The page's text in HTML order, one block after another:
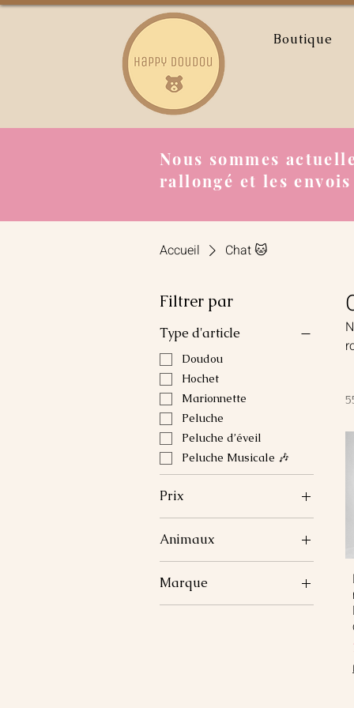
Boutique
Nous sommes
rallongé et les
Accueil Chat 🐱
Filtrer par
Type d'article
Doudou
Hochet
Marionnette
Peluche
Peluche d’éveil
Peluche Musicale 🎶
Prix
6 € 32 €
Animaux
Chat 🐱
Ours 🐻
Panda 🐼
Marque
BabyNat